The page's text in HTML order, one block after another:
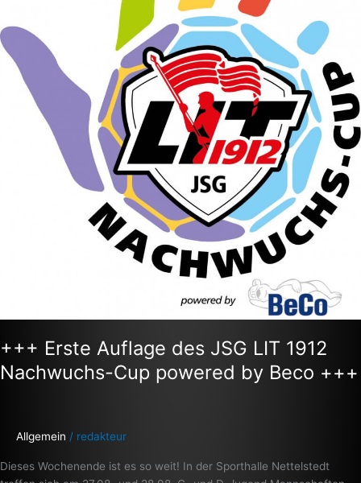
+++ Erste Auflage des JSG LIT 1912
Nachwuchs-Cup powered by Beco +++
Allgemein / redakteur
Dieses Wochenende ist es so weit! In der Sporthalle Nettelstedt
Nachwuchs-
Cup
powered